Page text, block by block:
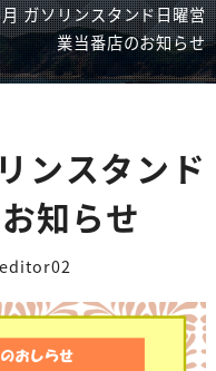
ガソリンスタンド日曜営
業当番店のお知らせ
ンスタンド
知らせ